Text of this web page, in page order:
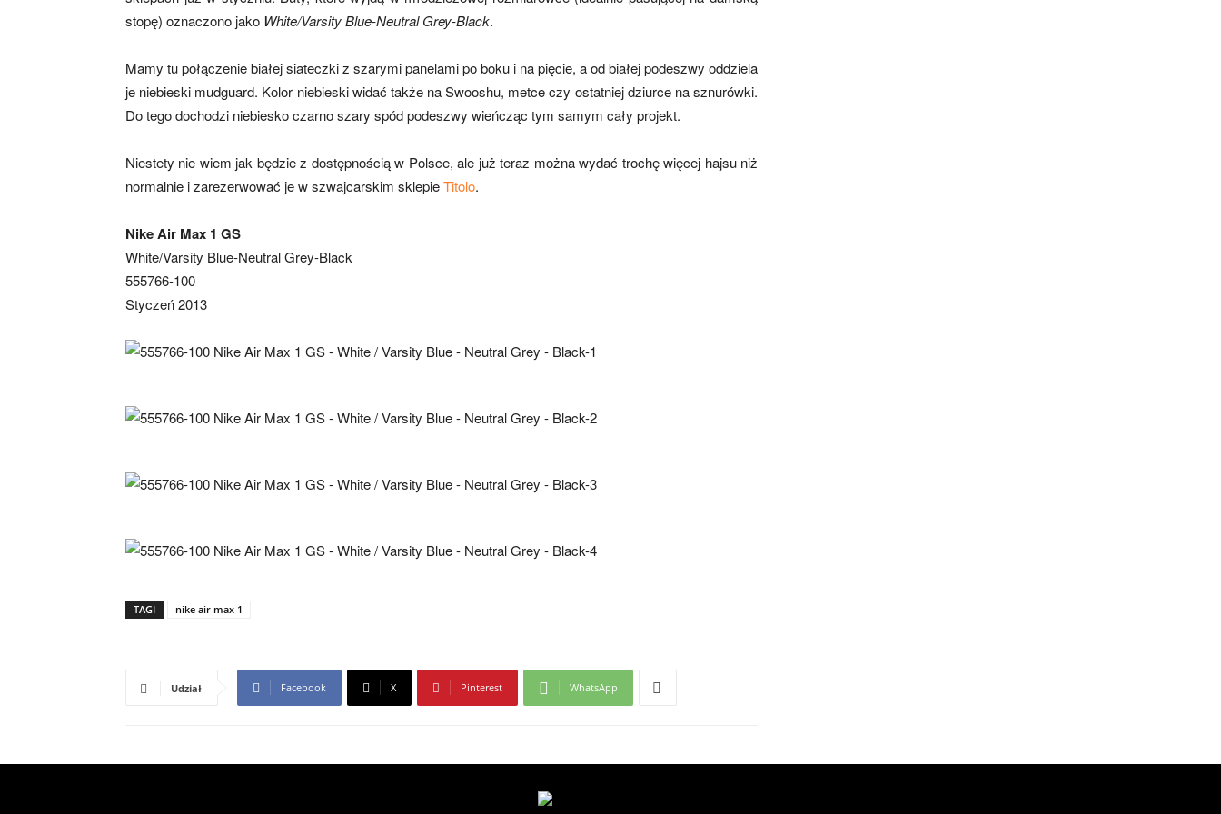
stopę) oznaczono jako White/Varsity Blue-Neutral Grey-Black.
Mamy tu połączenie białej siateczki z szarymi panelami po boku i na pięcie, a od białej podeszwy oddziela
je niebieski mudguard. Kolor niebieski widać także na Swooshu, metce czy ostatniej dziurce na sznurówki.
Do tego dochodzi niebiesko czarno szary spód podeszwy wieńcząc tym samym cały projekt.
Niestety nie wiem jak będzie z dostępnością w Polsce, ale już teraz można wydać trochę więcej hajsu niż
normalnie i zarezerwować je w szwajcarskim sklepieTitolo.
Nike Air Max 1 GS
White/Varsity Blue-Neutral Grey-Black
555766-100
Styczeń 2013
TAGI nike air max 1
Udział Facebook X Pinterest WhatsApp